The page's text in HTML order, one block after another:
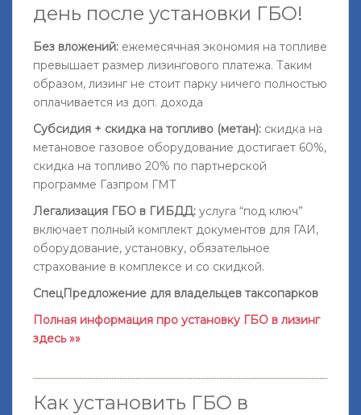
день после установки ГБО!
Без вложений: ежемесячная экономия на топливе
превышает размер лизингового платежа. Таким
образом, лизинг не стоит парку ничего полностью
оплачивается из доп. дохода
Субсидия + скидка на топливо (метан): скидка на
метановое газовое оборудование достигает 60%,
скидка на топливо 20% по партнерской
программе Газпром ГМТ
Легализация ГБО в ГИБДД: услуга “под ключ”
включает полный комплект документов для ГАИ,
оборудование, установку, обязательное
страхование в комплексе и со скидкой.
СпецПредложение для владельцев таксопарков
Полная информация про установку ГБО в лизинг
здесь »»
Как установить ГБО в